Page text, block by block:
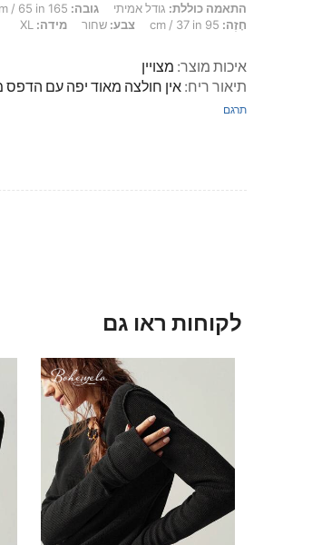
התאמה כוללת: גודל אמיתי, גובה: 165 cm / 65 in, מִשׁקָל: 70 kg / 154 lbs, מָתנַיִם: 104 cm / 41 in, מוֹתֶן: 76 cm / 30 in, חָזֶה: 95 cm / 37 in, צבע: שחור, מידה: XL
התאמה כוללת: גודל אמיתי גובה:
חָזֶה:
צבע: שחור מידה:
איכות מוצר: מצויין
תיאור ריח: אין חולצה מאוד יפה עם הדפס
תרגם
לקוחות ראו גם